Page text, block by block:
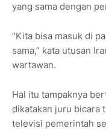
yang sama dengan
“Kita bisa masuk di
sama,” kata utusan
wartawan.
Hal itu tampaknya
dikatakan juru bicara
televisi pemerintah